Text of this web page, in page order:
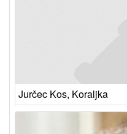
Jurčec Kos, Koraljka